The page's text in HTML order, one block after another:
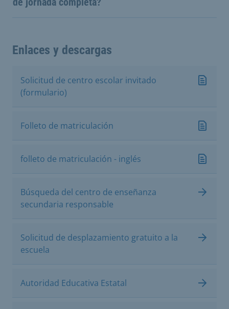
Enlaces y descargas
Solicitud de centro escolar invitado
(formulario)
Folleto de matriculación
folleto de matriculación - inglés
Búsqueda del centro de enseñanza
secundaria responsable
Solicitud de desplazamiento gratuito a la
escuela
Autoridad Educativa Estatal